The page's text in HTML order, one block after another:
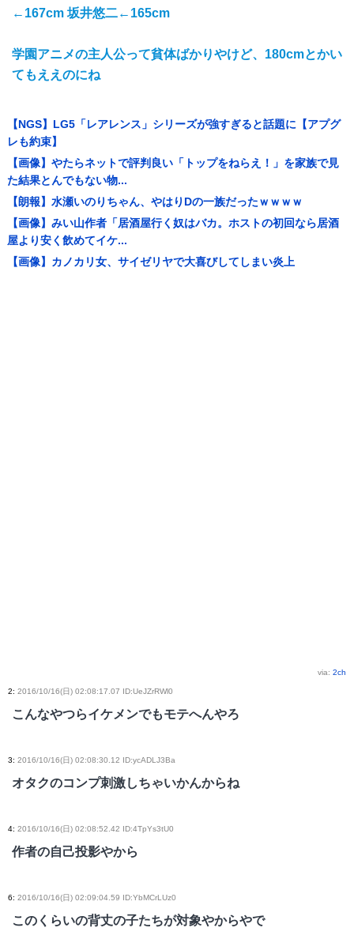
←167cm 坂井悠二←165cm
学園アニメの主人公って貧体ばかりやけど、180cmとかい
てもええのにね
【NGS】LG5「レアレンス」シリーズが強すぎると話題に【アプグ
レも約束】
【画像】やたらネットで評判良い「トップをねらえ！」を家族で見
た結果とんでもない物...
【朗報】水瀬いのりちゃん、やはりDの一族だったｗｗｗｗ
【画像】みい山作者「居酒屋行く奴はバカ。ホストの初回なら居酒
屋より安く飲めてイケ...
【画像】カノカリ女、サイゼリヤで大喜びしてしまい炎上
via: 2ch
2: 2016/10/16(日) 02:08:17.07 ID:UeJZrRWl0
こんなやつらイケメンでもモテへんやろ
3: 2016/10/16(日) 02:08:30.12 ID:ycADLJ3Ba
オタクのコンプ刺激しちゃいかんからね
4: 2016/10/16(日) 02:08:52.42 ID:4TpYs3tU0
作者の自己投影やから
6: 2016/10/16(日) 02:09:04.59 ID:YbMCrLUz0
このくらいの背丈の子たちが対象やからやで